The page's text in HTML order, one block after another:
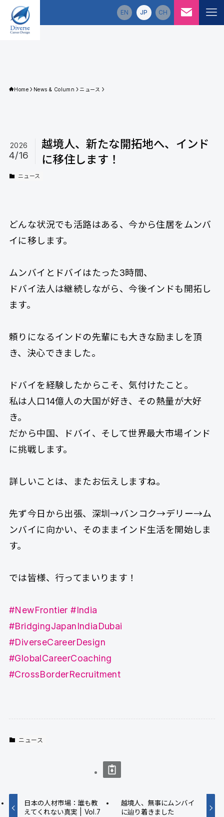
サービス
コラム
動画ライブラリ
EN JP CH
Home News & Column ニュース
越境人、新たな開拓地へ、インド
に移住します！
2026
4/16
ニュース
どんな状況でも活路はある、今から住居をムンバ
イに移します。
ムンバイとドバイはたった3時間、
ドバイ法人は継続しながら、今後インドも開拓し
ます。
頼りになるインドの先輩にも大きな励ましを頂
き、決心できました。
ドバイを経験したからこそ、気付けたこと。
私は人口14億人の大国が好き、その熱量が大好
き。
だから中国、ドバイ、そして世界最大市場インド
に挑戦します。
詳しいことは、またお伝えしますね。
先ず今日から出張、深圳→バンコク→デリー→ム
ンバイに向かい、そのままインド生活を開始しま
す。
では皆様、行ってまいります！
#NewFrontier #India
#BridgingJapanIndiaDubai
#DiverseCareerDesign
#GlobalCareerCoaching
#CrossBorderRecruitment
ニュース
日本の人材市場：誰も教
えてくれない真実 | Vol.7
越境人、無事にムンバイ
に辿り着きました